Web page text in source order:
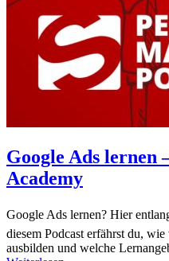
Google Ads lernen
Academy
Google Ads lernen? Hier
diesem Podcast erfährst du,
ausbilden und welche